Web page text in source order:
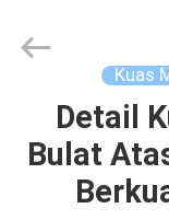
RUMAH
PRODUK
Kuas
Detail
Bulat